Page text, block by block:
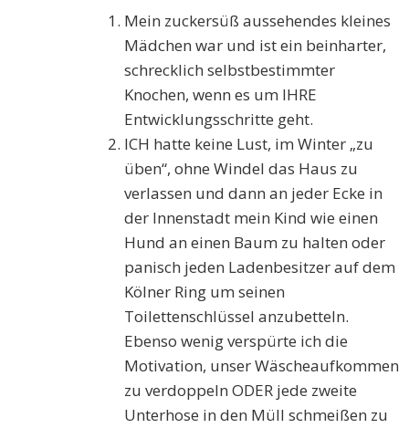
Mein zuckersüß aussehendes kleines
Mädchen war und ist ein beinharter,
schrecklich selbstbestimmter
Knochen, wenn es um IHRE
Entwicklungsschritte geht.
ICH hatte keine Lust, im Winter „zu
üben“, ohne Windel das Haus zu
verlassen und dann an jeder Ecke in
der Innenstadt mein Kind wie einen
Hund an einen Baum zu halten oder
panisch jeden Ladenbesitzer auf dem
Kölner Ring um seinen
Toilettenschlüssel anzubetteln.
Ebenso wenig verspürte ich die
Motivation, unser Wäscheaufkommen
zu verdoppeln ODER jede zweite
Unterhose in den Müll schmeißen zu